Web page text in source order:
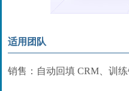
适用团队
销售：自动回填 CRM、训